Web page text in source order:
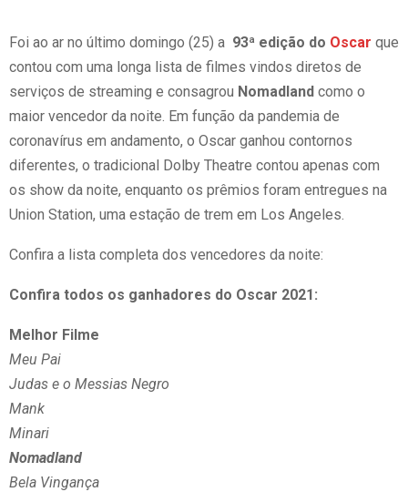
Foi ao ar no último domingo (25) a 93ª edição do Oscar que
contou com uma longa lista de filmes vindos diretos de
serviços de streaming e consagrou Nomadland como o
maior vencedor da noite. Em função da pandemia de
coronavírus em andamento, o Oscar ganhou contornos
diferentes, o tradicional Dolby Theatre contou apenas com
os show da noite, enquanto os prêmios foram entregues na
Union Station, uma estação de trem em Los Angeles.
Confira a lista completa dos vencedores da noite:
Confira todos os ganhadores do Oscar 2021:
Melhor Filme
Meu Pai
Judas e o Messias Negro
Mank
Minari
Nomadland
Bela Vingança